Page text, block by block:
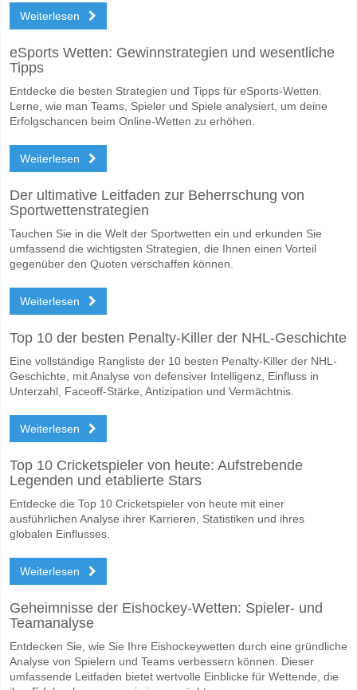
Werden beide Teams im Spiel punkten America MG v
Nein für Beide Teams Erzielen, mit einem Prozentsatz von 59%.
Wofür ist die richtige Ergebnisprognose America MG v
Auf der riskanten Seite, können Sie das Korrektes Ergebnis von
Weiterlesen
eSports Wetten: Gewinnstrategien und wesentliche
Tipps
Entdecke die besten Strategien und Tipps für eSports-Wetten.
Lerne, wie man Teams, Spieler und Spiele analysiert, um deine
Erfolgschancen beim Online-Wetten zu erhöhen.
Weiterlesen
Der ultimative Leitfaden zur Beherrschung von
Sportwettenstrategien
Tauchen Sie in die Welt der Sportwetten ein und erkunden Sie
umfassend die wichtigsten Strategien, die Ihnen einen Vorteil
gegenüber den Quoten verschaffen können.
Weiterlesen
Top 10 der besten Penalty-Killer der NHL-Geschichte
Eine vollständige Rangliste der 10 besten Penalty-Killer der NHL-
Geschichte, mit Analyse von defensiver Intelligenz, Einfluss in
Unterzahl, Faceoff-Stärke, Antizipation und Vermächtnis.
Weiterlesen
Top 10 Cricketspieler von heute: Aufstrebende
Legenden und etablierte Stars
Entdecke die Top 10 Cricketspieler von heute mit einer
ausführlichen Analyse ihrer Karrieren, Statistiken und ihres
globalen Einflusses.
Weiterlesen
Geheimnisse der Eishockey-Wetten: Spieler- und
Teamanalyse
Entdecken Sie, wie Sie Ihre Eishockeywetten durch eine gründliche
Analyse von Spielern und Teams verbessern können. Dieser
umfassende Leitfaden bietet wertvolle Einblicke für Wettende, die